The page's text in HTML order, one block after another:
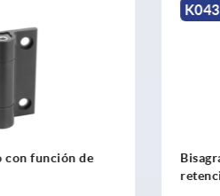
con función de